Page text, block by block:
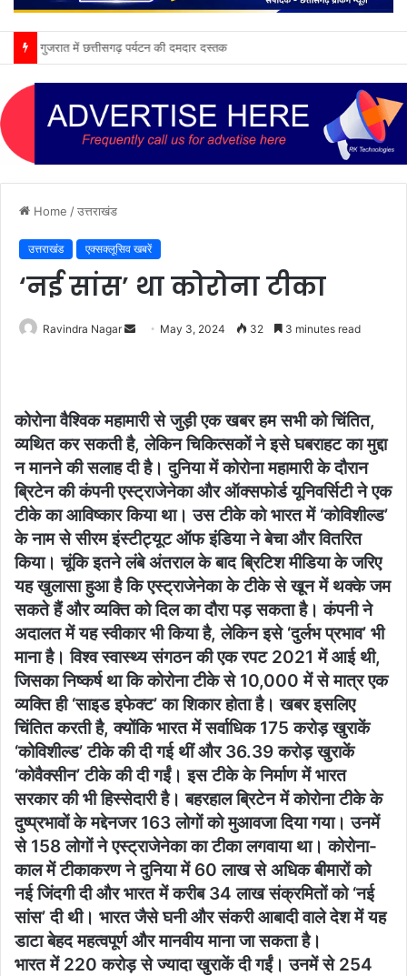
गुजरात में छत्तीसगढ़ पर्यटन की दमदार दस्तक
Home /उत्तराखंड
उत्तराखंड एक्सक्लूसिव खबरें
‘नई सांस’ था कोरोना टीका
Ravindra Nagar
Send May 3, 2024 32 3 minutes read
कोरोना वैश्विक महामारी से जुड़ी एक खबर हम सभी को चिंतित,
व्यथित कर सकती है, लेकिन चिकित्सकों ने इसे घबराहट का मुद्दा
न मानने की सलाह दी है। दुनिया में कोरोना महामारी के दौरान
ब्रिटेन की कंपनी एस्ट्राजेनेका और ऑक्सफोर्ड यूनिवर्सिटी ने एक
टीके का आविष्कार किया था। उस टीके को भारत में ‘कोविशील्ड’
के नाम से सीरम इंस्टीट्यूट ऑफ इंडिया ने बेचा और वितरित
किया। चूंकि इतने लंबे अंतराल के बाद ब्रिटिश मीडिया के जरिए
यह खुलासा हुआ है कि एस्ट्राजेनेका के टीके से खून में थक्के जम
सकते हैं और व्यक्ति को दिल का दौरा पड़ सकता है। कंपनी ने
अदालत में यह स्वीकार भी किया है, लेकिन इसे ‘दुर्लभ प्रभाव’ भी
माना है। विश्व स्वास्थ्य संगठन की एक रपट 2021 में आई थी,
जिसका निष्कर्ष था कि कोरोना टीके से 10,000 में से मात्र एक
व्यक्ति ही ‘साइड इफेक्ट’ का शिकार होता है। खबर इसलिए
चिंतित करती है, क्योंकि भारत में सर्वाधिक 175 करोड़ खुराकें
‘कोविशील्ड’ टीके की दी गई थीं और 36.39 करोड़ खुराकें
‘कोवैक्सीन’ टीके की दी गईं। इस टीके के निर्माण में भारत
सरकार की भी हिस्सेदारी है। बहरहाल ब्रिटेन में कोरोना टीके के
दुष्प्रभावों के मद्देनजर 163 लोगों को मुआवजा दिया गया। उनमें
से 158 लोगों ने एस्ट्राजेनेका का टीका लगवाया था। कोरोना-
काल में टीकाकरण ने दुनिया में 60 लाख से अधिक बीमारों को
नई जिंदगी दी और भारत में करीब 34 लाख संक्रमितों को ‘नई
सांस’ दी थी। भारत जैसे घनी और संकरी आबादी वाले देश में यह
डाटा बेहद महत्वपूर्ण और मानवीय माना जा सकता है।
भारत में 220 करोड़ से ज्यादा खुराकें दी गईं। उनमें से 254